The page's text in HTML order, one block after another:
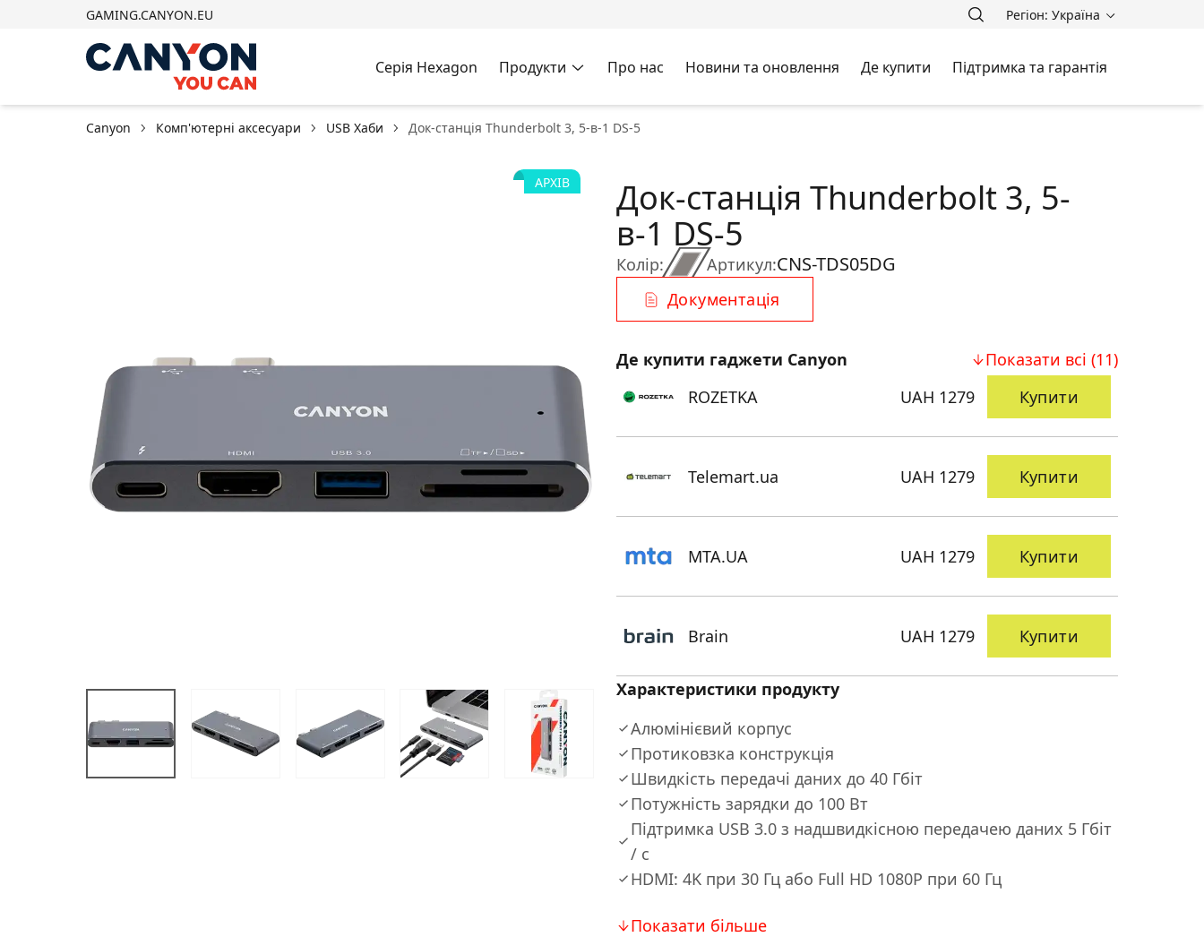
GAMING.CANYON.EU Регіон: Україна
Серія Hexagon Продукти Про нас Новини та оновлення Де купити Підтримка та гарантія
Canyon Комп'ютерні аксесуари USB Хаби Док-станція Thunderbolt 3, 5-в-1 DS-5
АРХІВ
Колір:
Док-станція Thunderbolt 3, 5-
в-1 DS-5
Артикул:CNS-TDS05DG
Документація
Характеристики продукту
Алюмінієвий корпус
Протиковзка конструкція
Швидкість передачі даних до 40 Гбіт
Потужність зарядки до 100 Вт
Підтримка USB 3.0 з надшвидкісною передачею даних 5 Гбіт
/ с
HDMI: 4K при 30 Гц або Full HD 1080P при 60 Гц
Показати більше
Де купити гаджети Canyon
ROZETKA
UAH 1279 Купити
Telemart.ua UAH 1279 Купити
MTA.UA UAH 1279 Купити
Brain UAH 1279 Купити
Показати всі (11)